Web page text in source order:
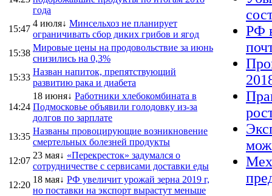
года
15:47
4 июля↓ Минсельхоз не планирует
ограничивать сбор диких грибов и ягод
15:38
Мировые цены на продовольствие за июнь
снизились на 0,3%
15:33
Назван напиток, препятствующий
развитию рака и диабета
14:24
18 июня↓ Работники хлебокомбината в
Подмосковье объявили голодовку из-за
долгов по зарплате
13:35
Названы провоцирующие возникновение
смертельных болезней продукты
12:07
23 мая↓ «Перекресток» задумался о
сотрудничестве с сервисами доставки еды
12:20
18 мая↓ РФ увеличит урожай зерна 2019 г,
но поставки на экспорт вырастут меньше
РФ